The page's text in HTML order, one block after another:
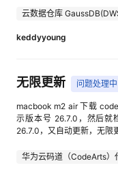
制和分布式账本交织的“技
素。这种技术范式的普及
架构与终端DLP之中，主
小企业、医疗基层机构、
化运营，深信服解决了下
和快速响应构建了庞大的
耕。其提出的“韧性数据安
到广泛验证。美创的业务
API风险监测与数据安全一
智能体引入数据访问行为
障方面形成闭环，成为医
理念的早期践行者，在
是如何让获取的数据变得
REST API 提供接口，程
market_data = response.json() print(market_data) 接口返回的数
JSON 格式，包含代码、价
进行验证，示例中使用
地模拟文件，实时 API 数
辑。 将 JSON 数据转换为
用表格结构进行处理
云数据仓库
keddyyoung
无限更新 问题处理中
macbook m2 air 下载
示版本号 26.7.0，然后就
26.7.0，又自动更新，无限
华为云码道（CodeArts）